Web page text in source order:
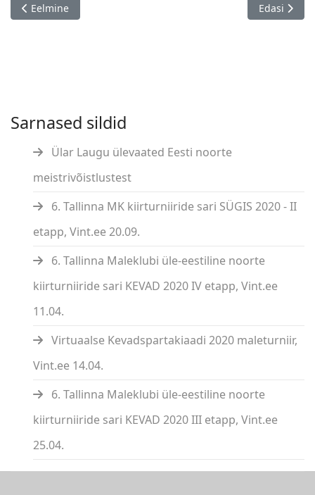
Eelmine artikkel: Viive Tutt 75!
Eelmine Järgmine
Edasi
Sarnased sildid
Ülar Laugu ülevaated Eesti noorte
meistrivõistlustest
6. Tallinna MK kiirturniiride sari SÜGIS 2020 - II
etapp, Vint.ee 20.09.
6. Tallinna Maleklubi üle-eestiline noorte
kiirturniiride sari KEVAD 2020 IV etapp, Vint.ee
11.04.
Virtuaalse Kevadspartakiaadi 2020 maleturniir,
Vint.ee 14.04.
6. Tallinna Maleklubi üle-eestiline noorte
kiirturniiride sari KEVAD 2020 III etapp, Vint.ee
25.04.